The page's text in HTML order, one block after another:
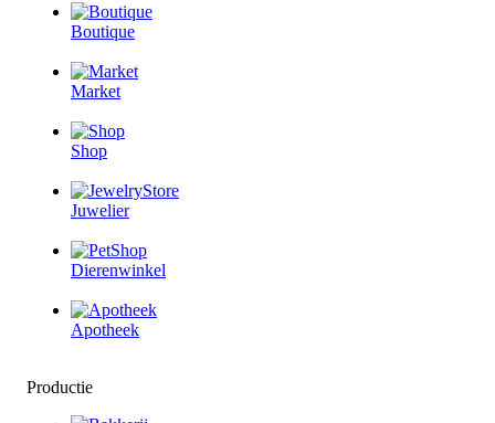
Boutique
Market
Shop
Juwelier
Dierenwinkel
Apotheek
Productie